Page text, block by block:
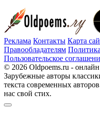
Реклама Контакты Карта
Правообладателям
Пользовательское
© 2026 Oldpoems.ru -
Зарубежные авторы
текста современных
нас свой стих.